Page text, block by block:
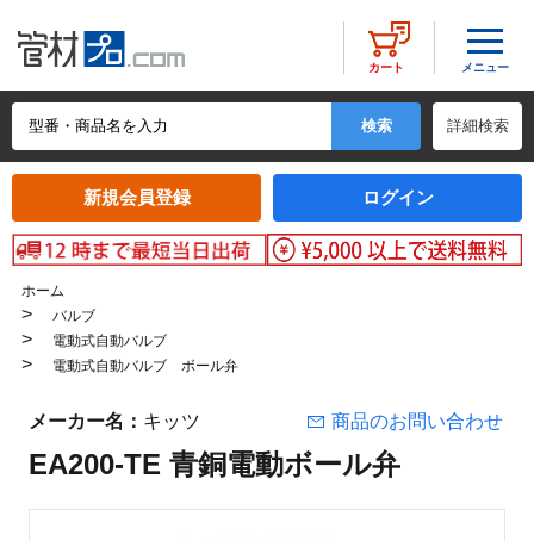
詳細検索
カート
新規会員登録 ログイン
メニュー
ホーム
> バルブ
> 電動式自動バルブ
> 電動式自動バルブ ボール弁
メーカー名： キッツ 商品のお問い合わせ
EA200-TE 青銅電動ボール弁